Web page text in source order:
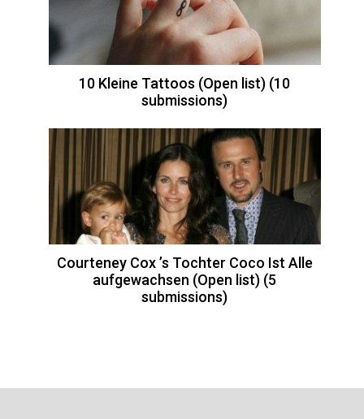
10 Kleine Tattoos (Open list) (10
submissions)
Courteney Cox ’s Tochter Coco Ist Alle
aufgewachsen (Open list) (5
submissions)